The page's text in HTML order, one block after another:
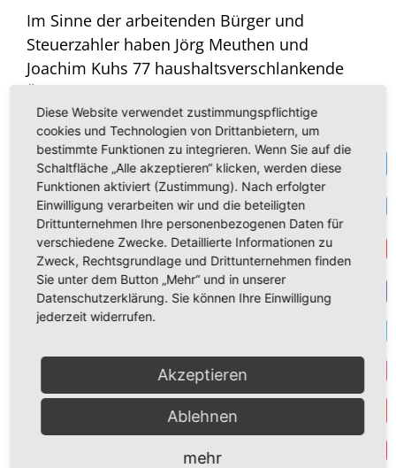
Im Sinne der arbeitenden Bürger und
Steuerzahler haben Jörg Meuthen und
Joachim Kuhs 77 haushaltsverschlankende
Änderungsanträge eingebracht.
gespannt wie CDU und FDP abstimmen werden.
Für gewöhnlich ist die AfD die einzige für die
Steuerzahler arbeitende Partei. Aber wir sind für
gute Überraschungen jederzeit zu haben“, so die
beiden Abgeordneten abschließend.
Suche
nach:
Diese Website verwendet zustimmungspflichtige
cookies und Technologien von Drittanbietern, um
bestimmte Funktionen zu integrieren. Wenn Sie auf die
Schaltfläche „Alle akzeptieren“ klicken, werden diese
Funktionen aktiviert (Zustimmung). Nach erfolgter
Einwilligung verarbeiten wir und die beteiligten
Drittunternehmen Ihre personenbezogenen Daten für
verschiedene Zwecke. Detaillierte Informationen zu
Zweck, Rechtsgrundlage und Drittunternehmen finden
Sie unter dem Button „Mehr“ und in unserer
Datenschutzerklärung. Sie können Ihre Einwilligung
jederzeit widerrufen.
Akzeptieren
Ablehnen
mehr